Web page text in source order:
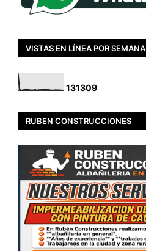
VISTAS EN LÍNEA POR SEMANA
131309
RUBEN CONSTRUCCIONES